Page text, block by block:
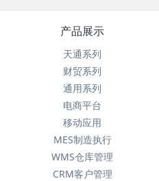
产品展示
天通系列
财贸系列
通用系列
电商平台
移动应用
MES制造执行
WMS仓库管理
CRM客户管理